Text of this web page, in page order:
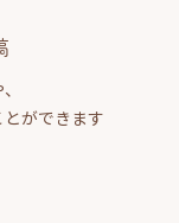
ができます